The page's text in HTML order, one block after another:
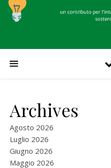
Archives
Agosto 2026
Luglio 2026
Giugno 2026
Maggio 2026